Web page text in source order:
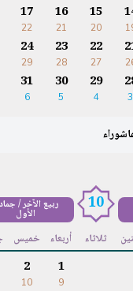
15
20
16
21
17
22
22
27
23
28
24
29
3
29
4
30
5
31
6
10 ربيع الآخر /
الأول
ثلاثاء أربعاء خميس
1
9
2
10